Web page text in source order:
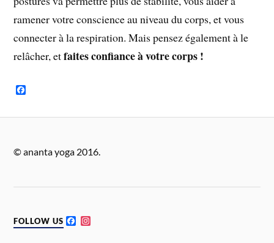
ramener votre conscience au niveau du corps, et vous
connecter à la respiration. Mais pensez également à le
relâcher, etfaites confiance à votre corps !
e
o
k
© ananta yoga 2016.
FOLLOW US
F